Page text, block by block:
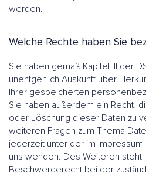
werden.
Welche Rechte haben Sie
Sie haben gemäß Kapitel III der
unentgeltlich Auskunft über
Ihrer gespeicherten
Sie haben außerdem ein Recht,
oder Löschung dieser Daten zu
weiteren Fragen zum Thema
jederzeit unter der im
uns wenden. Des Weiteren steht
Beschwerderecht bei der